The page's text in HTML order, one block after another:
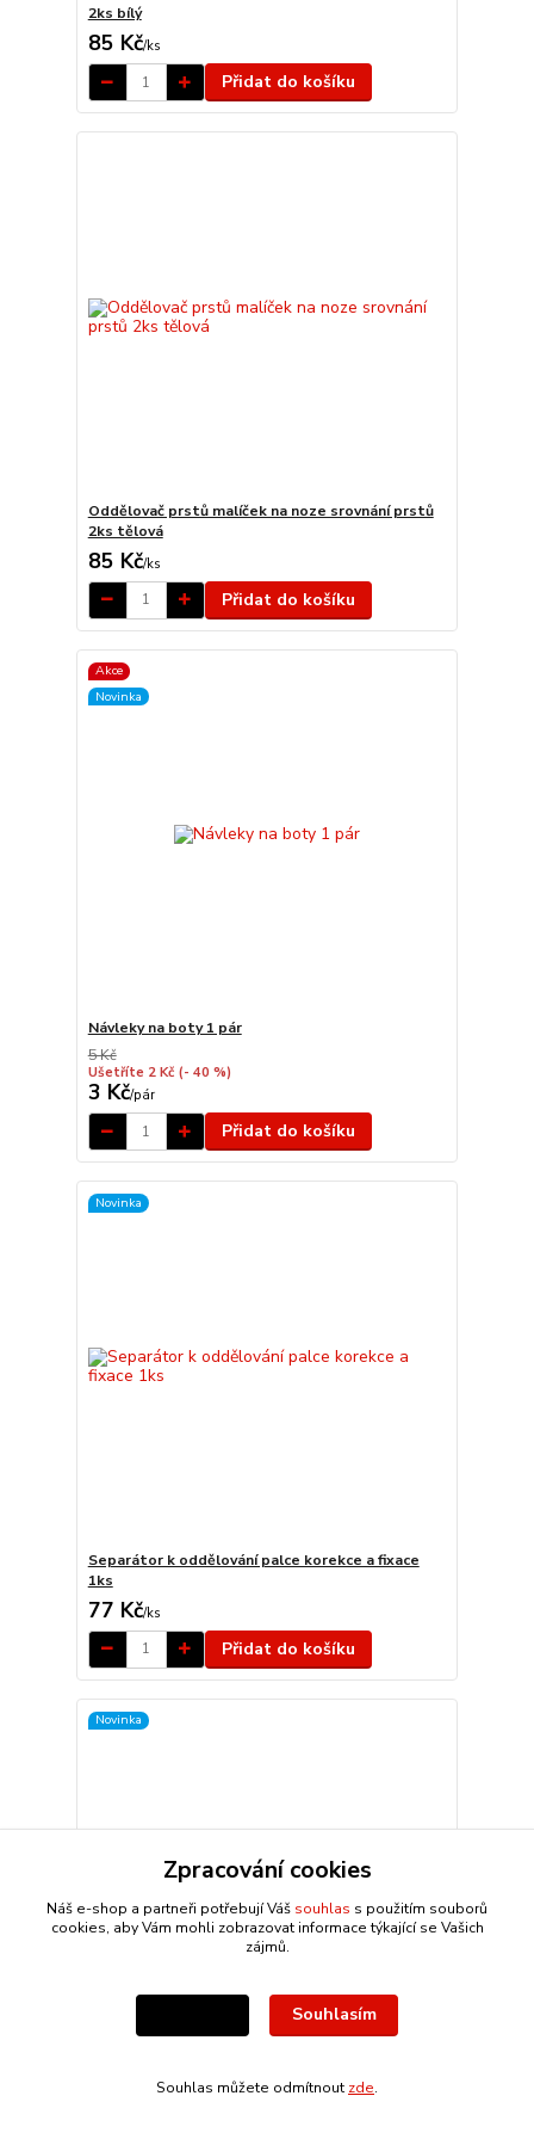
2ks bílý
85 Kč/ks
Přidat do košíku
Oddělovač prstů malíček na noze srovnání prstů
2ks tělová
85 Kč/ks
Přidat do košíku
Akce
Novinka
Návleky na boty 1 pár
5 Kč
Ušetříte 2 Kč (- 40 %)
3 Kč/pár
Přidat do košíku
Novinka
Separátor k oddělování palce korekce a fixace
1ks
77 Kč/ks
Přidat do košíku
Novinka
Srovnávač prstů bandáž na prsty na suchý zip 1ks
Zpracování cookies
Náš e-shop a partneři potřebují Váš souhlas s použitím souborů
cookies, aby Vám mohli zobrazovat informace týkající se Vašich
zájmů.
Souhlasím
Souhlas můžete odmítnout zde.